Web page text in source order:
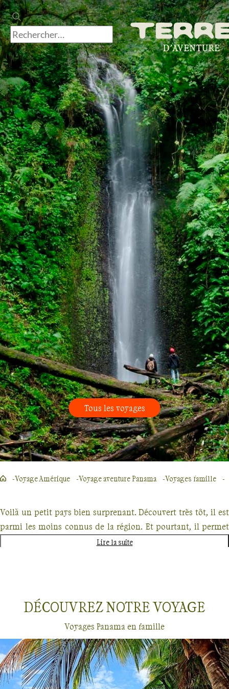
Voyages en famillePanama
Tous les voyages
Voyage Amérique Voyage aventure Panama Voyages famille
Voilà un petit pays bien surprenant. Découvert très tôt, il est
parmi les moins connus de la région. Et pourtant, il permet
de découvrir toute une série de paysages en peu de temps,
Indiens Gunas (Kunas)
de leur territoire, vous découvrirez un pays et une culture
Comme nombreuses de ses voisines, Panama est pétrie
d’influences indiennes et d’un héritage colonial espagnol
très marqué.
Lire la suite
DÉCOUVREZ NOTREVOYAGE
Voyages Panama en famille